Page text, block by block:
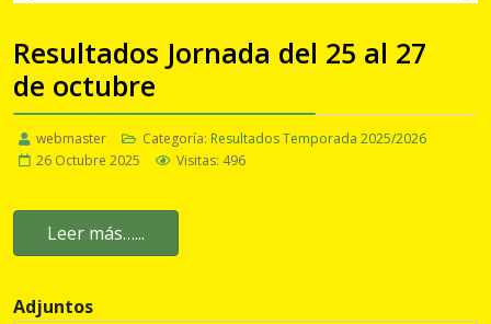
Resultados Jornada del 25 al 27
de octubre
webmaster Categoría: Resultados Temporada 2025/2026
26 Octubre 2025
Visitas: 496
Leer más…...
Adjuntos